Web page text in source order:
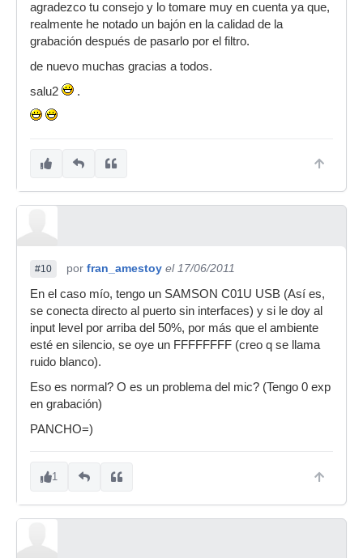
agradezco tu consejo y lo tomare muy en cuenta ya que,
realmente he notado un bajón en la calidad de la
grabación después de pasarlo por el filtro.
de nuevo muchas gracias a todos.
salu2
.
#10 por fran_amestoy el 17/06/2011
En el caso mío, tengo un SAMSON C01U USB (Así es,
se conecta directo al puerto sin interfaces) y si le doy al
input level por arriba del 50%, por más que el ambiente
esté en silencio, se oye un FFFFFFFF (creo q se llama
ruido blanco).
Eso es normal? O es un problema del mic? (Tengo 0 exp
en grabación)
PANCHO=)
1